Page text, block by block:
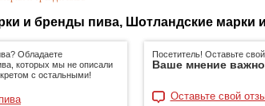
и бренды пива, Шотландские марки
Обладаете
которых мы не описали
с остальными!
Посетитель! Оставьте
Ваше мнение
Оставьте свой